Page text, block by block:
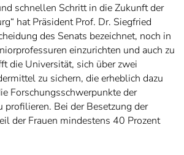
schnellen Schritt in die Zukunft der
hat Präsident Prof. Dr. Siegfried
des Senats bezeichnet, noch in
einzurichten und auch zu
die Universität, sich über zwei
zu sichern, die erheblich dazu
Forschungsschwerpunkte der
profilieren. Bei der Besetzung der
der Frauen mindestens 40 Prozent